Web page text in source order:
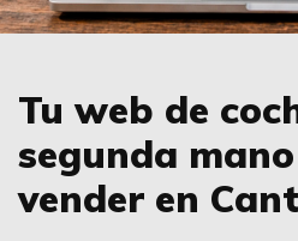
Tu web de
segunda
vender en